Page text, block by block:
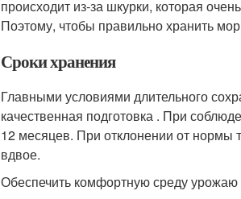
происходит из-за шкурки, которая
Поэтому, чтобы правильно хранить
Сроки хранения
Главными условиями длительного
качественная подготовка . При
12 месяцев. При отклонении от нормы
вдвое.
Обеспечить комфортную среду урожаю